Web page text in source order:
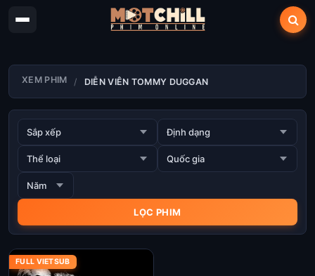
XEM PHIM DIỄN VIÊN TOMMY DUGGAN
FULL VIETSUB